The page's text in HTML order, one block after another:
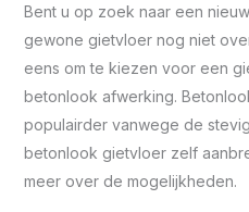
Bent u op zoek naar een
gewone gietvloer nog niet
eens om te kiezen voor een
betonlook afwerking.
populairder vanwege de
betonlook gietvloer zelf
meer over de mogelijkheden.